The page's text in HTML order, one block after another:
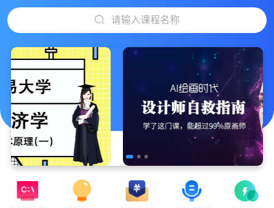
请输入课程名称